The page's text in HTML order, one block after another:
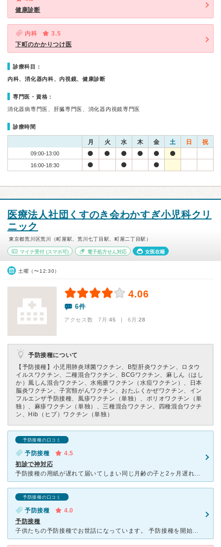
健康診断
内科
3.5
下町のかかりつけ医
診療科目：
内科、消化器内科、内視鏡、健康診断
専門医・資格：
消化器病専門医、肝臓専門医、消化器内視鏡専門医
診療時間
月 火 水 木 金 土 日 祝
09:00-13:00
16:00-18:30
医療法人社団くすのき会わかすぎ小児科クリ
ニック
東京都荒川区荒川（町屋駅、荒川七丁目駅、町屋二丁目駅）
マイナ受付 (スマホ可) 電子処方せん対応 女医在籍
土曜（〜12:30）
4.06
6件
アクセス数 7月:45 | 6月:28
予防接種について
【予防接種】 小児用肺炎球菌ワクチン、B型肝炎ワクチン、ロタウ
イルスワクチン、二種混合ワクチン、BCGワクチン、麻しん（はし
か）風しん混合ワクチン、水疱瘡ワクチン（水痘ワクチン）、日本
脳炎ワクチン、子宮頸がんワクチン、おたふくかぜワクチン、イン
フルエンザ予防接種、風疹ワクチン（単独）、ポリオワクチン（単
独）、麻疹ワクチン（単独）、三種混合ワクチン、四種混合ワクチ
ン、Hib（ヒブ）ワクチン（単独）
予防接種の口コミ
予防接種
4.5
初診で神対応
予防接種の用紙が遅れて届いてしまい同じ月齢の子と2ヶ月遅れてのスタートになってしまいました。 状況を電話で説明した後すぐに来院して下さいとのことで急いで行きました。 2ヶ月遅れのことを気にかけてい
予防接種の口コミ
予防接種
4.0
予防接種
子供たちの予防接種でお世話になっています。 予防接種を開始する前に先生と保護者の面談があり、そこでそれぞれの予防接種の内容や副作用の説明を丁寧にしてくださいます。 それと同時に、予防接種のスケジュ